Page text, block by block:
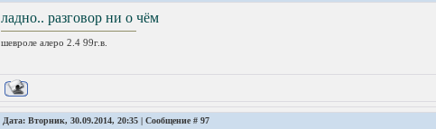
ладно.. разговор ни о чём
шевроле алеро 2.4 99г.в.
Дата: Вторник, 30.09.2014, 20:35 | Сообщение # 97